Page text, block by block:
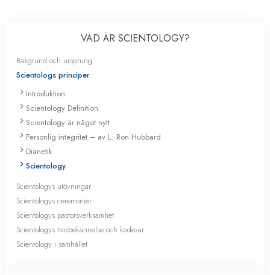
VAD ÄR SCIENTOLOGY?
Bakgrund och ursprung
Scientologs principer
Introduktion
Scientology Definition
Scientology är något nytt
Personlig integritet – av L. Ron Hubbard
Dianetik
Scientology
Scientologys utövningar
Scientologys ceremonier
Scientologys pastorsverksamhet
Scientologys trosbekännelse och kodexar
Scientology i samhället